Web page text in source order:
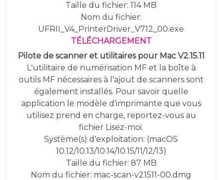
Taille du fichier: 114 MB
Nom du fichier:
UFRII_V4_PrinterDriver_V712_00.exe
TÉLÉCHARGEMENT
Pilote de scanner et utilitaires pour Mac V2.15.11
L'utilitaire de numérisation MF et la boîte à
outils MF nécessaires à l'ajout de scanners sont
également installés. Pour savoir quelle
application le modèle d'imprimante que vous
utilisez prend en charge, reportez-vous au
fichier Lisez-moi.
Système(s) d'exploitation: (macOS
10.12/10.13/10.14/10.15/11/12/13)
Taille du fichier: 87 MB
Nom du fichier: mac-scan-v21511-00.dmg